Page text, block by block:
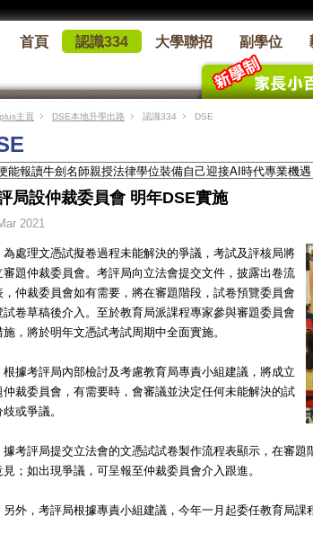
首頁 認識334 大學聯招 副學位
主頁 DSE本地升學出路 認識334 DSE
局設仲裁委員會 明年DSE實施
2021
理文憑試擬卷過程未能解決的爭議，考試及評核局將
審題仲裁委員會。考評局向立法會提交文件，披露出卷流
，仲裁委員會如有需要，將在審題階段，試卷預覽委員會
試卷草稿後介入。至於教育局派課程專家參與審題委員會
施，將於明年文憑試考試周期中全面實施。
考評局內部檢討及考慮教育局專責小組建議，將成立
仲裁委員會，有需要時，會審議並決定任何未能解決的試
或爭議。
評局提交立法會的文憑試試卷製作流程表顯示，在審題
見；如出現爭議，可呈報至仲裁委員會介入跟進。
，考評局根據專責小組建議，今年一月起委任教育局課